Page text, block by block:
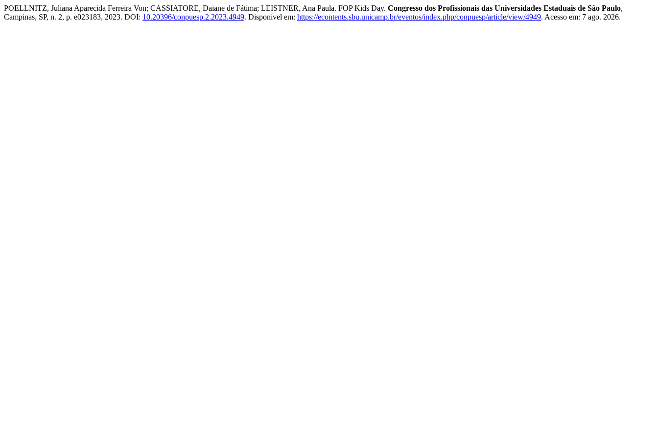
POELLNITZ, Juliana Aparecida Ferreira Von; CASSIATORE, Daiane de Fátima; LEISTNER, Ana Paula. FOP Kids Day. Congresso dos Profissionais das Universidades Estaduais de São Paulo,
Campinas, SP, n. 2, p. e023183, 2023. DOI: 10.20396/conpuesp.2.2023.4949. Disponível em: https://econtents.sbu.unicamp.br/eventos/index.php/conpuesp/article/view/4949. Acesso em: 7 ago. 2026.